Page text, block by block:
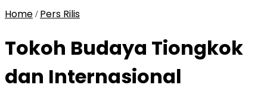
Home / Pers Rilis
Tokoh Budaya Tiongkok
dan Internasional